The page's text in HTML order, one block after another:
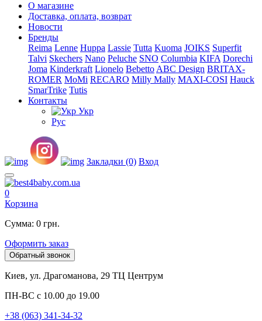
О магазине
Доставка, оплата, возврат
Новости
Бренды
Reima Lenne Huppa Lassie Tutta Kuoma JOIKS Superfit
Talvi Skechers Nano Peluche SNO Columbia KIFA Dorechi
Joma Kinderkraft Lionelo Bebetto ABC Design BRITAX-
ROMER MoMi RECARO Milly Mally MAXI-COSI Hauck
SmarTrike Tutis
Контакты
Укр
Рус
Закладки (0) Вход
0
Корзина
Сумма: 0 грн.
Оформить заказ
Обратный звонок
Киев, ул. Драгоманова, 29 ТЦ Центрум
ПН-ВС с 10.00 до 19.00
+38 (063) 341-34-32